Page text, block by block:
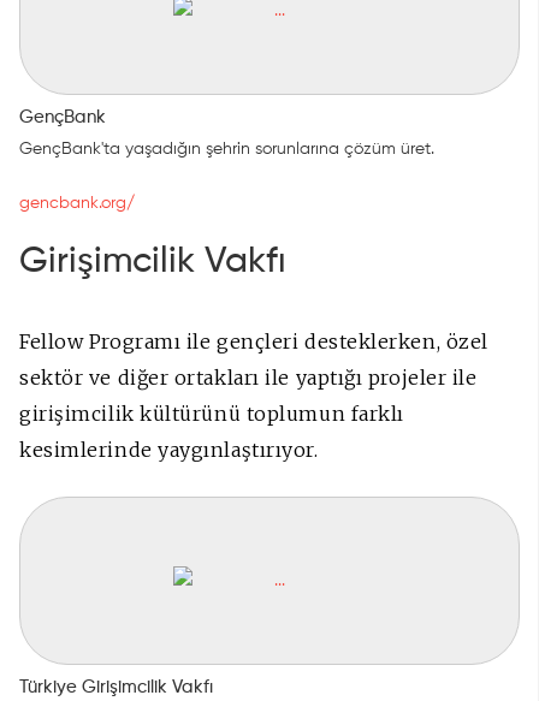
GençBank
GençBank'ta yaşadığın şehrin sorunlarına çözüm üret.
gencbank.org/
Girişimcilik Vakfı
Fellow Programı ile gençleri desteklerken, özel
sektör ve diğer ortakları ile yaptığı projeler ile
girişimcilik kültürünü toplumun farklı
kesimlerinde yaygınlaştırıyor.
Türkiye Girişimcilik Vakfı